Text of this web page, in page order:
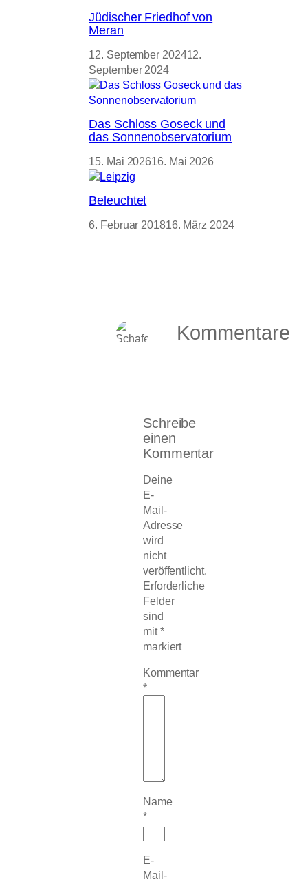
Jüdischer Friedhof von
Meran
12. September 202412.
September 2024
Das Schloss Goseck und
das Sonnenobservatorium
15. Mai 202616. Mai 2026
Beleuchtet
6. Februar 201816. März 2024
Kommentare
Schreibe
einen
Kommentar
Deine
E-
Mail-
Adresse
wird
nicht
veröffentlicht.
Erforderliche
Felder
sind
mit*
markiert
Kommentar
*
Name
*
E-
Mail-